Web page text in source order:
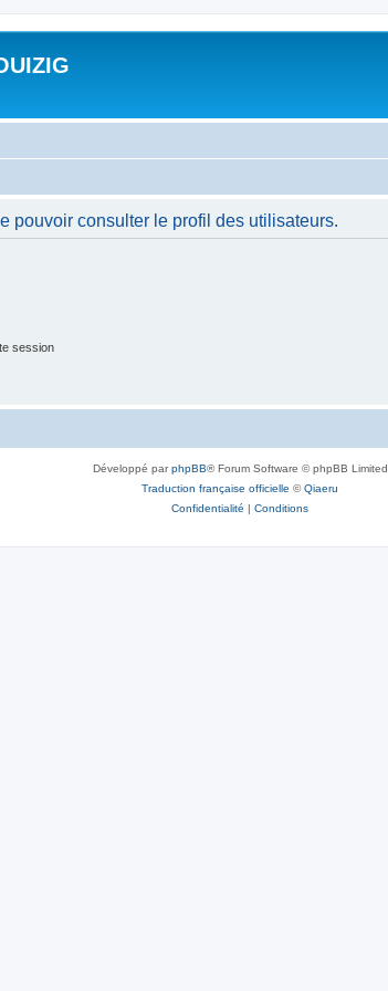
pouvoir consulter le profil des utilisateurs.
session
Développé parphpBB® Forum Software © phpBB Limited
Traduction française officielle ©Qiaeru
Confidentialité | Conditions